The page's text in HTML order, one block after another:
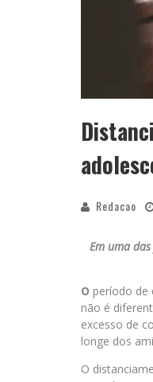
Redacao
Em uma
O período de
não é
excesso de
longe dos
O